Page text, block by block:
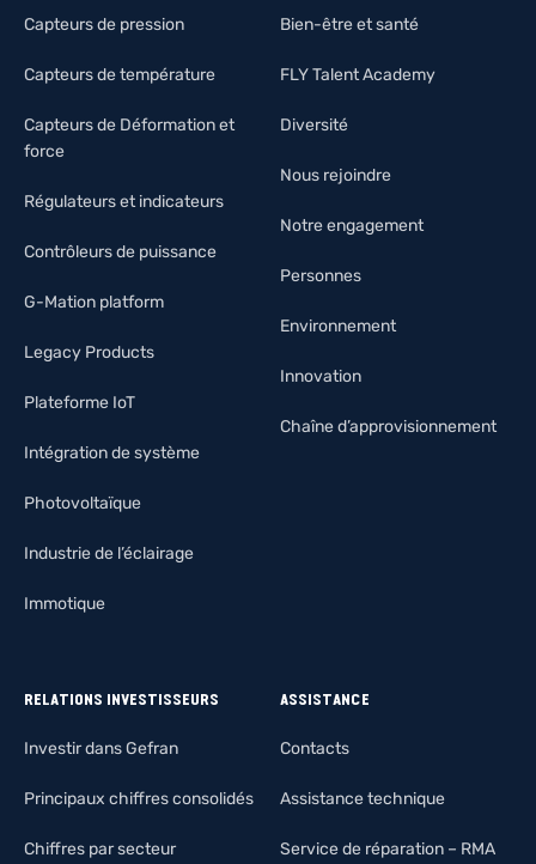
Capteurs de pression
Capteurs de température
Capteurs de Déformation et
force
Régulateurs et indicateurs
Contrôleurs de puissance
G-Mation platform
Legacy Products
Plateforme IoT
Intégration de système
Photovoltaïque
Industrie de l’éclairage
Immotique
Bien-être et santé
FLY Talent Academy
Diversité
Nous rejoindre
Notre engagement
Personnes
Environnement
Innovation
Chaîne d’approvisionnement
RELATIONS INVESTISSEURS
Investir dans Gefran
Principaux chiffres consolidés
Chiffres par secteur
ASSISTANCE
Contacts
Assistance technique
Service de réparation – RMA